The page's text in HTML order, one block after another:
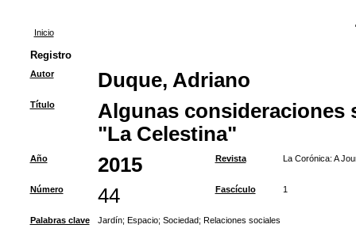
Inicio
Registro
Autor Duque, Adriano
Título
Algunas consideraciones
"La Celestina"
Año 2015 Revista La Corónica: A
Número 44 Fascículo 1
Palabras clave Jardín; Espacio; Sociedad; Relaciones sociales